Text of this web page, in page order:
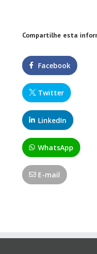
Compartilhe esta
Facebook
Twitter
LinkedIn
WhatsApp
E-mail